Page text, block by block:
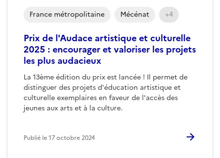
Prix de l'Audace artistique et culturelle
2025 : encourager et valoriser les projets
les plus audacieux
La 13ème édition du prix est lancée ! Il permet de
distinguer des projets d'éducation artistique et
culturelle exemplaires en faveur de l'accès des
jeunes aux arts et à la culture.
France métropolitaine Mécénat +4
Publié le17 octobre 2024